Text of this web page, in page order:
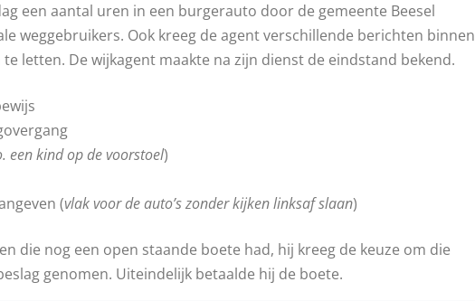
een aantal uren in een burgerauto door de gemeente Beesel
weggebruikers. Ook kreeg de agent verschillende berichten binnen
letten. De wijkagent maakte na zijn dienst de eindstand bekend.
een kind op de voorstoel)
(vlak voor de auto’s zonder kijken linksaf slaan)
die nog een open staande boete had, hij kreeg de keuze om die
genomen. Uiteindelijk betaalde hij de boete.